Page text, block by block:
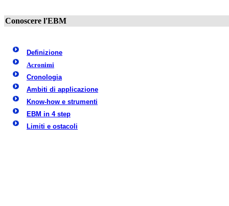
Conoscere l'EBM
Definizione
Acronimi
Cronologia
Ambiti di applicazione
Know-how e strumenti
EBM in 4 step
Limiti e ostacoli